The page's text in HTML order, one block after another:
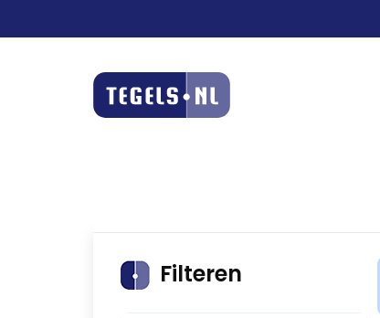
Filteren